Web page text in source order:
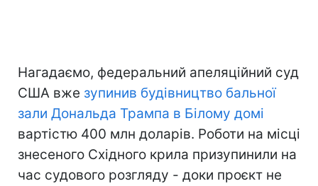
Нагадаємо, федеральний апеляційний суд
США вже зупинив будівництво бальної
зали Дональда Трампа в Білому домі
вартістю 400 млн доларів. Роботи на місці
знесеного Східного крила призупинили на
час судового розгляду - доки проєкт не